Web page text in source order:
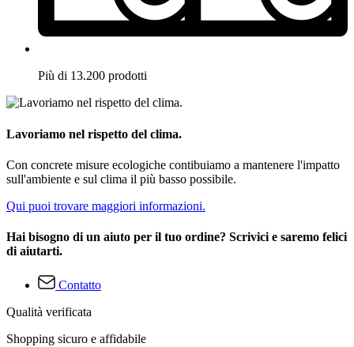
Più di 13.200 prodotti
Lavoriamo nel rispetto del clima.
Con concrete misure ecologiche contibuiamo a mantenere l'impatto
sull'ambiente e sul clima il più basso possibile.
Qui puoi trovare maggiori informazioni.
Hai bisogno di un aiuto per il tuo ordine? Scrivici e saremo felici
di aiutarti.
Contatto
Qualità verificata
Shopping sicuro e affidabile